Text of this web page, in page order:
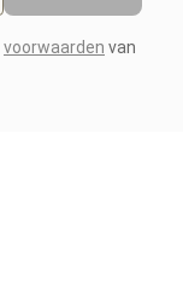
voorwaarden van